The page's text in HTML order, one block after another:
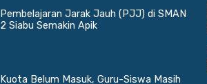
Pembelajaran Jarak Jauh (PJJ) di SMAN
2 Siabu Semakin Apik
Kuota Belum Masuk, Guru-Siswa Masih